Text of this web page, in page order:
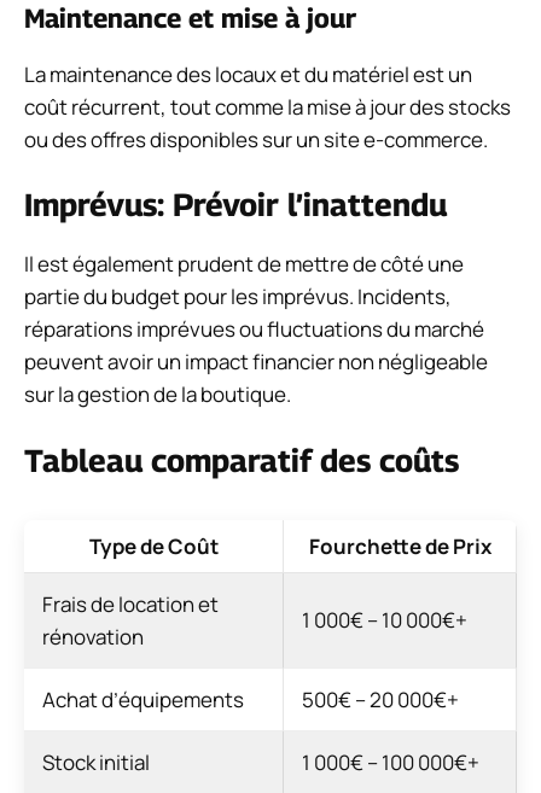
Maintenance et mise à jour
La maintenance des locaux et du matériel est un
coût récurrent, tout comme la mise à jour des stocks
ou des offres disponibles sur un site e-commerce.
Imprévus: Prévoir l’inattendu
Il est également prudent de mettre de côté une
partie du budget pour les imprévus. Incidents,
réparations imprévues ou fluctuations du marché
peuvent avoir un impact financier non négligeable
sur la gestion de la boutique.
Tableau comparatif des coûts
Type de Coût Fourchette de Prix
Frais de location et
rénovation
1 000€ – 10 000€+
Achat d’équipements 500€ – 20 000€+
Stock initial 1 000€ – 100 000€+